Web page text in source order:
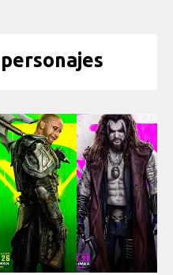
personajes